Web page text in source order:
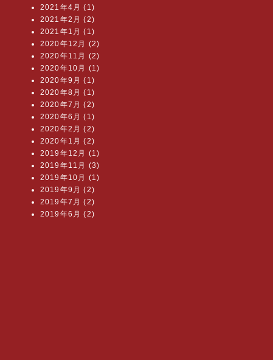
2021年4月 (1)
2021年2月 (2)
2021年1月 (1)
2020年12月 (2)
2020年11月 (2)
2020年10月 (1)
2020年9月 (1)
2020年8月 (1)
2020年7月 (2)
2020年6月 (1)
2020年2月 (2)
2020年1月 (2)
2019年12月 (1)
2019年11月 (3)
2019年10月 (1)
2019年9月 (2)
2019年7月 (2)
2019年6月 (2)